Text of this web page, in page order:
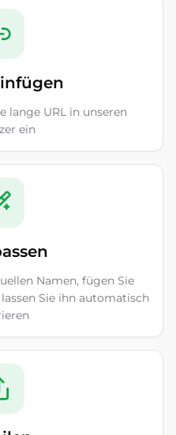
lange URL in unseren
ein
Namen, fügen Sie
Sie ihn automatisch